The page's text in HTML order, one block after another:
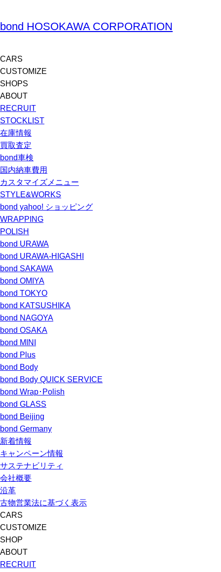
bond HOSOKAWA CORPORATION
CARS
CUSTOMIZE
SHOPS
ABOUT
RECRUIT
STOCKLIST
在庫情報
買取査定
bond車検
国内納車費用
カスタマイズメニュー
STYLE&WORKS
bond yahoo! ショッピング
WRAPPING
POLISH
bond URAWA
bond URAWA-HIGASHI
bond SAKAWA
bond OMIYA
bond TOKYO
bond KATSUSHIKA
bond NAGOYA
bond OSAKA
bond MINI
bond Plus
bond Body
bond Body QUICK SERVICE
bond Wrap･Polish
bond GLASS
bond Beijing
bond Germany
新着情報
キャンペーン情報
サステナビリティ
会社概要
沿革
古物営業法に基づく表示
CARS
CUSTOMIZE
SHOP
ABOUT
RECRUIT